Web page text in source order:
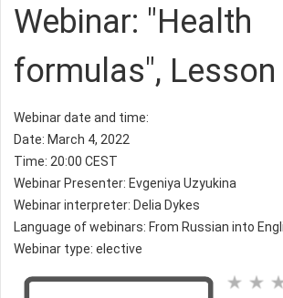
Webinar: "Health
formulas", Lesson
Webinar date and time:
Date: March 4, 2022
Time: 20:00 CEST
Webinar Presenter: Evgeniya Uzyukina
Webinar interpreter: Delia Dykes
Language of webinars: From Russian into
Webinar type: elective